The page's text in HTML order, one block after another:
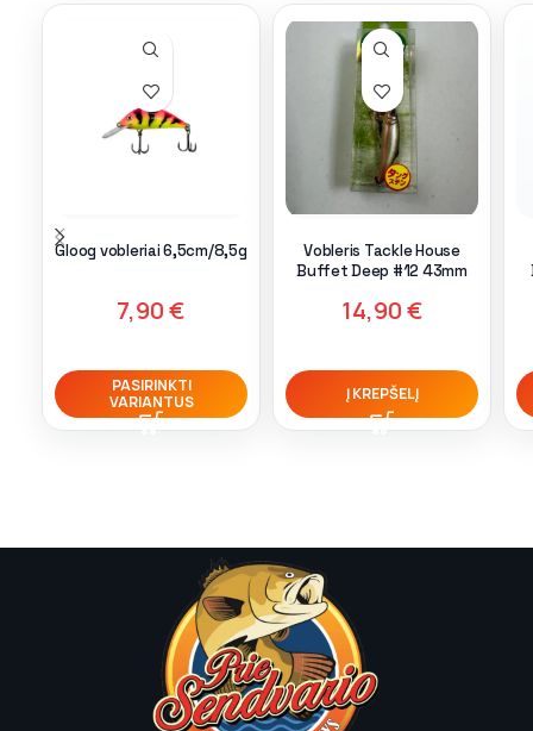
Gloog vobleriai 6,5cm/8,5g
7,90€
PASIRINKTI
VARIANTUS
Vobleris Tackle House
Buffet Deep #12 43mm
14,90€
Į KREPŠELĮ